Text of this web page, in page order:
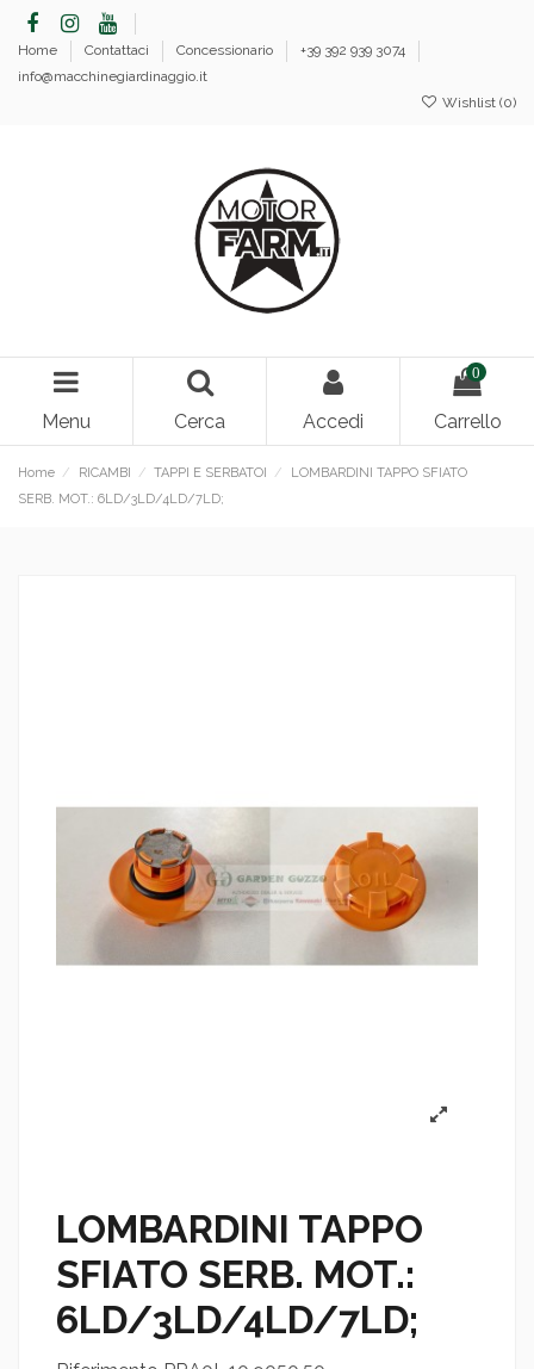
Home Contattaci Concessionario
+39 392 939 3074
info@macchinegiardinaggio.it
Wishlist (0)
Menu Cerca Accedi
0
Carrello
Home RICAMBI TAPPI E SERBATOI
LOMBARDINI TAPPO SFIATO
SERB. MOT.: 6LD/3LD/4LD/7LD;
LOMBARDINI TAPPO
SFIATO SERB. MOT.:
6LD/3LD/4LD/7LD;